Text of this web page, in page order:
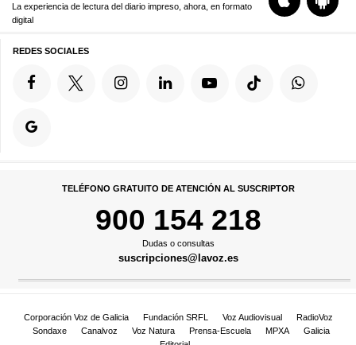
La experiencia de lectura del diario impreso, ahora, en formato
digital
REDES SOCIALES
TELÉFONO GRATUITO DE ATENCIÓN AL SUSCRIPTOR
900 154 218
Dudas o consultas
suscripciones@lavoz.es
Corporación Voz de Galicia Fundación SRFL Voz Audiovisual
RadioVoz
Sondaxe
Canalvoz Voz Natura Prensa-Escuela MPXA
Galicia